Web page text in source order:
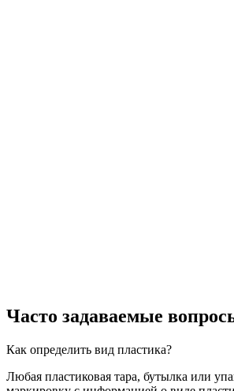
Часто задаваемые
Как определить вид пластика?
Любая пластиковая тара, бутылка или